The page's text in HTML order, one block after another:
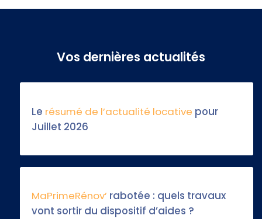
Vos dernières actualités
Le résumé de l’actualité locative pour
Juillet 2026
MaPrimeRénov’ rabotée : quels travaux
vont sortir du dispositif d’aides ?